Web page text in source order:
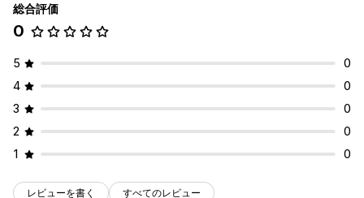
総合評価
0
5
0
4
0
3
0
2
0
1
0
レビューを書く すべてのレビュー